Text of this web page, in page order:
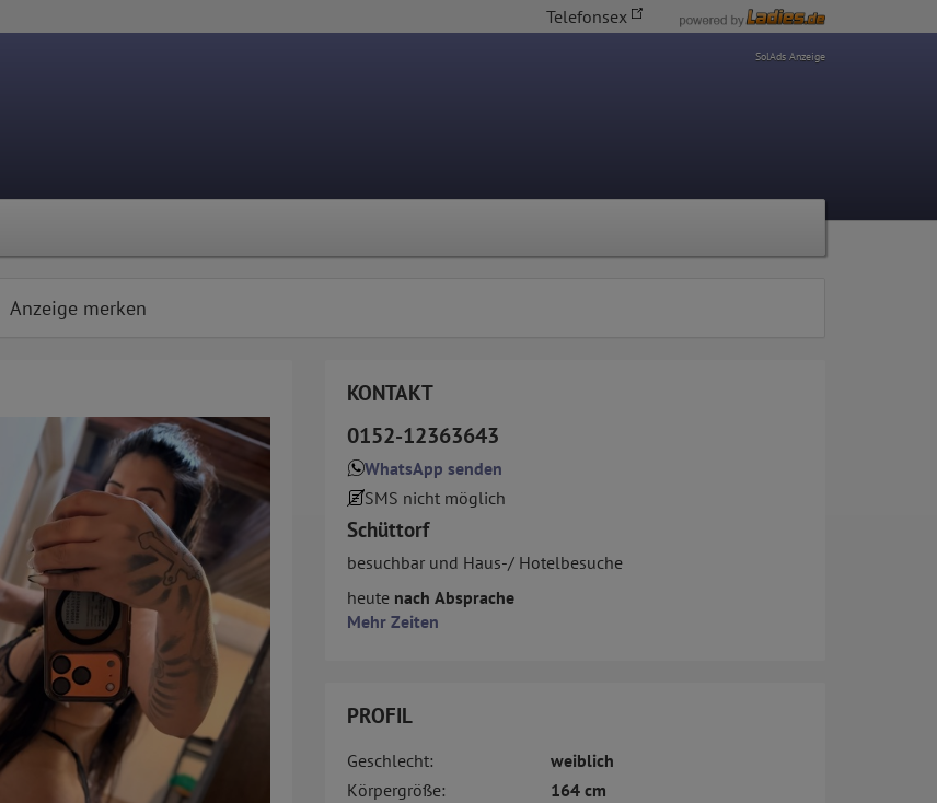
Telefonsex
SolAds Anzeige
Anzeige merken
KONTAKT
0152-12363643
WhatsApp senden
SMS nicht möglich
Schüttorf
besuchbar und Haus-/ Hotelbesuche
heute nach Absprache
Mehr Zeiten
PROFIL
Geschlecht:
weiblich
Körpergröße:
164 cm